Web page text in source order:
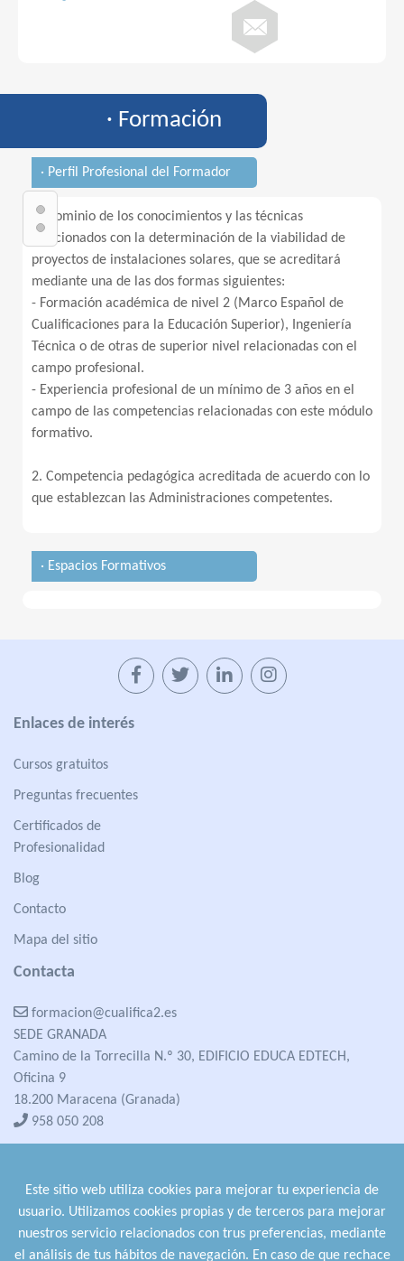
· Formación
· Perfil Profesional del Formador
1. Dominio de los conocimientos y las técnicas
relacionados con la determinación de la viabilidad de
proyectos de instalaciones solares, que se acreditará
mediante una de las dos formas siguientes:
- Formación académica de nivel 2 (Marco Español de
Cualificaciones para la Educación Superior), Ingeniería
Técnica o de otras de superior nivel relacionadas con el
campo profesional.
- Experiencia profesional de un mínimo de 3 años en el
campo de las competencias relacionadas con este módulo
formativo.
2. Competencia pedagógica acreditada de acuerdo con lo
que establezcan las Administraciones competentes.
· Espacios Formativos
Enlaces de interés
Cursos gratuitos
Preguntas frecuentes
Certificados de
Profesionalidad
Blog
Contacto
Mapa del sitio
Contacta
formacion@cualifica2.es
SEDE GRANADA
Camino de la Torrecilla N.º 30, EDIFICIO EDUCA EDTECH,
Oficina 9
18.200 Maracena (Granada)
958 050 208
Este sitio web utiliza cookies para mejorar tu experiencia de
usuario. Utilizamos cookies propias y de terceros para mejorar
nuestros servicio relacionados con trus preferencias, mediante
el análisis de tus hábitos de navegación. En caso de que rechace